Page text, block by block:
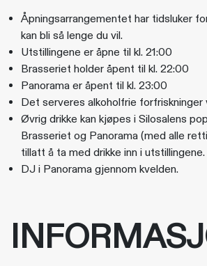
Åpningsarrangementet har tidsluker
kan bli så lenge du vil.
Utstillingene er åpne til kl. 21:00
Brasseriet holder åpent til kl. 22:00
Panorama er åpent til kl. 23:00
Det serveres alkoholfrie forfriskninger
Øvrig drikke kan kjøpes i Silosalens
Brasseriet og Panorama (med alle
tillatt å ta med drikke inn i utstillingene.
DJ i Panorama gjennom kvelden.